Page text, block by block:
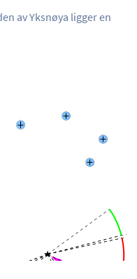
av Yksnøya ligger en